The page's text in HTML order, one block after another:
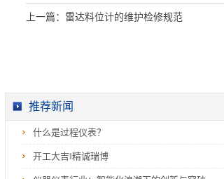
上一篇： 雷达料位计的维护检修规范
推荐新闻
什么是过程仪表？
开工大吉‖精诚瑞博